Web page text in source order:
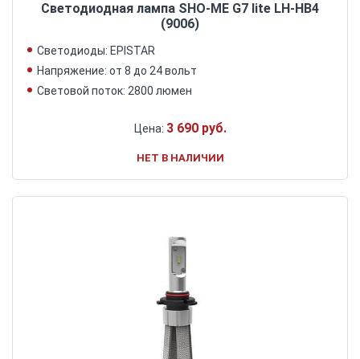
Светодиодная лампа SHO-ME G7 lite LH-HB4
(9006)
Светодиоды: EPISTAR
Напряжение: от 8 до 24 вольт
Световой поток: 2800 люмен
Цена: 3 690 руб.
НЕТ В НАЛИЧИИ